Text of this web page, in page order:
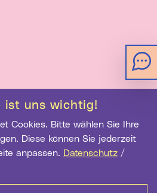
ist uns wichtig!
Diese können Sie jederzeit
anpassen. Datenschutz /